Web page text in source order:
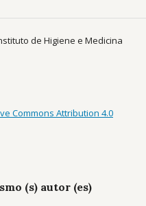
de Higiene e Medicina
Commons Attribution 4.0
(s) autor (es)